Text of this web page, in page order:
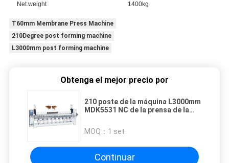
Net.weight 1400kg
T60mm Membrane Press Machine
210Degree post forming machine
L3000mm post forming machine
Obtenga el mejor precio por
210 poste de la máquina L3000mm
MDK5531 NC de la prensa de la
máquina
MOQ： 1 set
Continuar